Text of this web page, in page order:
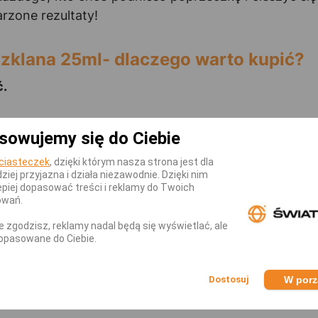
rezultaty!
25ml- dlaczego warto kupić?
zaawansowania.
Shot Szklana 25ml?
(25ml) na 30min minut przed treningiem lub
się do Ciebie
, dzięki którym nasza strona jest dla
przyjazna i działa niezawodnie. Dzięki nim
dopasować treści i reklamy do Twoich
zgodzisz, reklamy nadal będą się wyświetlać, ale
do Ciebie.
W